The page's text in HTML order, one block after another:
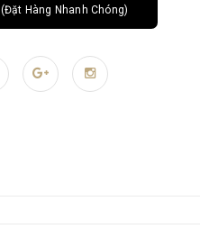
(Đặt Hàng Nhanh Chóng)